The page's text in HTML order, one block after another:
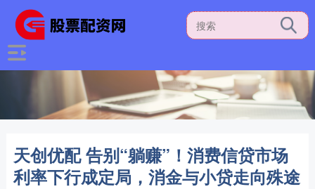
天创优配 告别“躺赚”！消费信贷市场
利率下行成定局，消金与小贷走向殊途